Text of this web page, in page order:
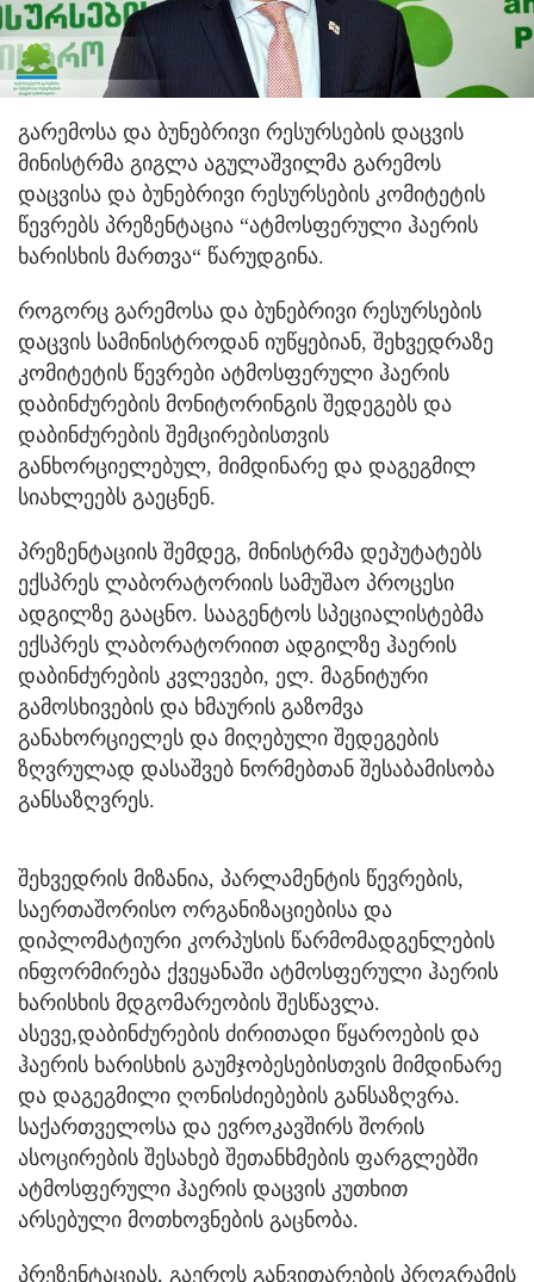
გარემოსა და ბუნებრივი რესურსების დაცვის
მინისტრმა გიგლა აგულაშვილმა გარემოს
დაცვისა და ბუნებრივი რესურსების კომიტეტის
წევრებს პრეზენტაცია “ატმოსფერული ჰაერის
ხარისხის მართვა“ წარუდგინა.
როგორც გარემოსა და ბუნებრივი რესურსების
დაცვის სამინისტროდან იუწყებიან, შეხვედრაზე
კომიტეტის წევრები ატმოსფერული ჰაერის
დაბინძურების მონიტორინგის შედეგებს და
დაბინძურების შემცირებისთვის
განხორციელებულ, მიმდინარე და დაგეგმილ
სიახლეებს გაეცნენ.
პრეზენტაციის შემდეგ, მინისტრმა დეპუტატებს
ექსპრეს ლაბორატორიის სამუშაო პროცესი
ადგილზე გააცნო. სააგენტოს სპეციალისტებმა
ექსპრეს ლაბორატორიით ადგილზე ჰაერის
დაბინძურების კვლევები, ელ. მაგნიტური
გამოსხივების და ხმაურის გაზომვა
განახორციელეს და მიღებული შედეგების
ზღვრულად დასაშვებ ნორმებთან შესაბამისობა
განსაზღვრეს.
შეხვედრის მიზანია, პარლამენტის წევრების,
საერთაშორისო ორგანიზაციებისა და
დიპლომატიური კორპუსის წარმომადგენლების
ინფორმირება ქვეყანაში ატმოსფერული ჰაერის
ხარისხის მდგომარეობის შესწავლა.
ასევე,დაბინძურების ძირითადი წყაროების და
ჰაერის ხარისხის გაუმჯობესებისთვის მიმდინარე
და დაგეგმილი ღონისძიებების განსაზღვრა.
საქართველოსა და ევროკავშირს შორის
ასოცირების შესახებ შეთანხმების ფარგლებში
ატმოსფერული ჰაერის დაცვის კუთხით
არსებული მოთხოვნების გაცნობა.
პრეზენტაციას, გაეროს განვითარების პროგრამის